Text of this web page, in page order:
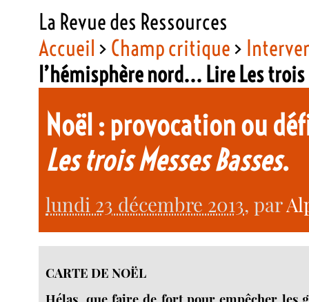
La Revue des Ressources
Accueil > Champ critique>
l’hémisphère nord... Lire Les trois
Noël : provocation ou
Les trois Messes Basses.
lundi 23 décembre 2013, par
CARTE DE NOËL